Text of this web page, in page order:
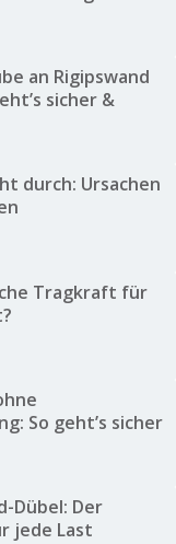
an Rigipswand
sicher &
durch: Ursachen
Tragkraft für
So geht’s sicher
Dübel: Der
jede Last